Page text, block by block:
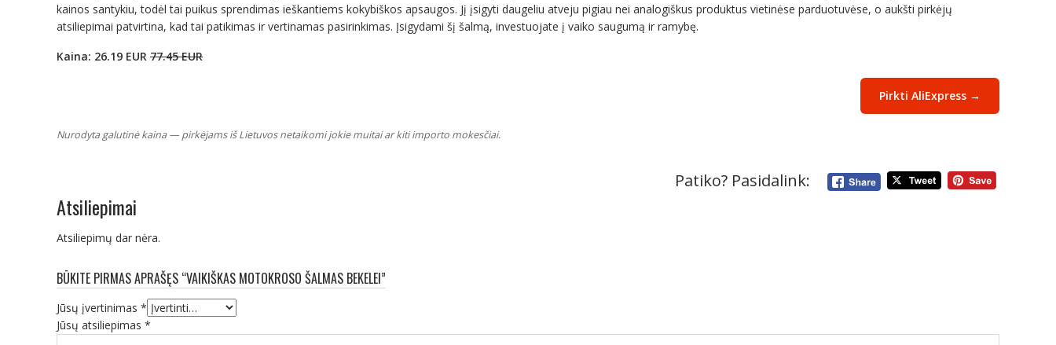
kainos santykiu, todėl tai puikus sprendimas ieškantiems kokybiškos apsaugos. Jį įsigyti daugeliu atveju pigiau nei analogiškus produktus vietinėse parduotuvėse, o aukšti pirkėjų
atsiliepimai patvirtina, kad tai patikimas ir vertinamas pasirinkimas. Įsigydami šį šalmą, investuojate į vaiko saugumą ir ramybę.
Kaina: 26.19 EUR 77.45 EUR
Pirkti AliExpress →
Nurodyta galutinė kaina — pirkėjams iš Lietuvos netaikomi jokie muitai ar kiti importo mokesčiai.
Patiko? Pasidalink:
Atsiliepimai
Atsiliepimų dar nėra.
BŪKITE PIRMAS APRAŠĘS “VAIKIŠKAS MOTOKROSO ŠALMAS BEKELEI”
Jūsų įvertinimas *
Jūsų atsiliepimas *